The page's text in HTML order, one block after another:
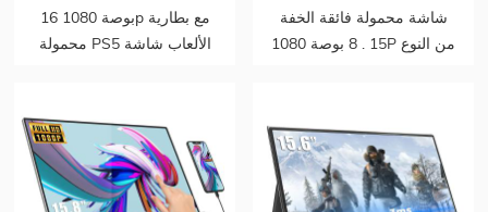
16 بوصة 1080p مع بطارية
محمولة PS5 الألعاب شاشة
شاشة محمولة فائقة الخفة
15 . 8 بوصة 1080P من النوع